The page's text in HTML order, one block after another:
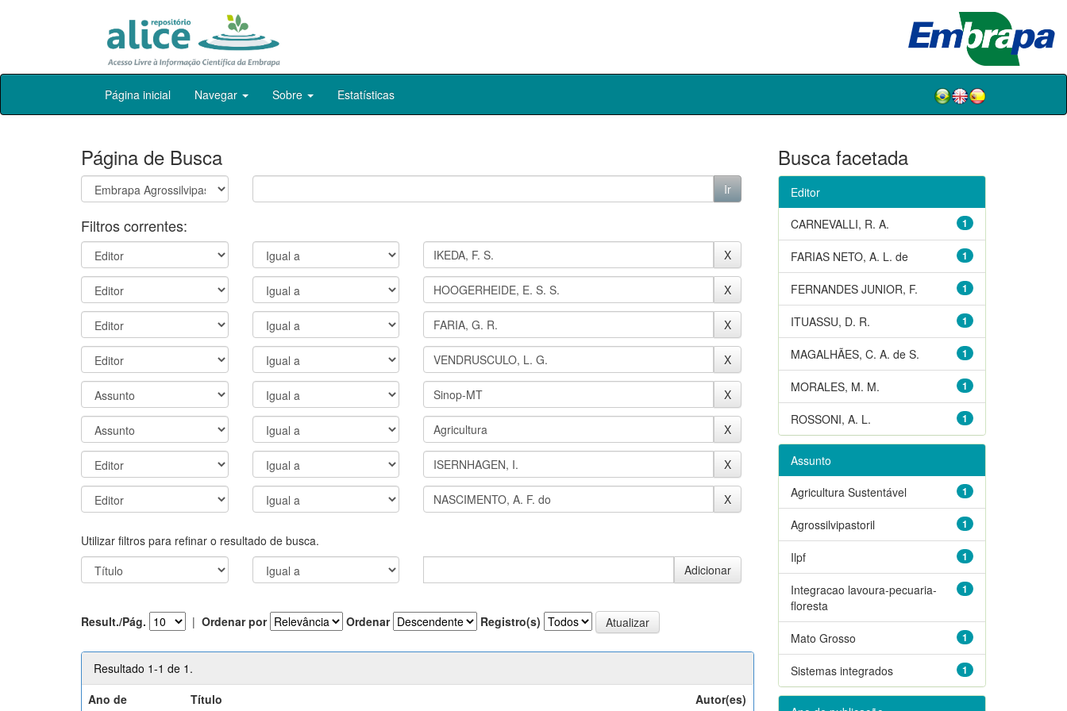
Skip
Página inicial Navegar Sobre Estatísticas
Página de Busca
Filtros correntes:
Utilizar filtros para refinar o resultado de busca.
Result./Pág. | Ordenar por Ordenar Registro(s)
Resultado 1-1 de 1.
Ano de
Título Autor(es)
Busca facetada
Editor
1
CARNEVALLI, R. A.
1
FARIAS NETO, A. L. de
1
FERNANDES JUNIOR, F.
1
ITUASSU, D. R.
1
MAGALHÃES, C. A. de S.
1
MORALES, M. M.
1
ROSSONI, A. L.
Assunto
1
Agricultura Sustentável
1
Agrossilvipastoril
1
Ilpf
1
Integracao lavoura-pecuaria-
floresta
1
Mato Grosso
1
Sistemas integrados